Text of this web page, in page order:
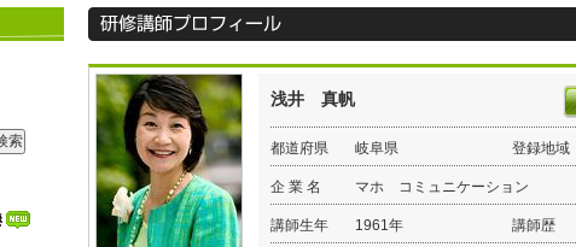
浅井 真帆
都道府県 岐阜県 登録地域
企 業 名 マホ コミュニケーション
講師生年 1961年 講師歴